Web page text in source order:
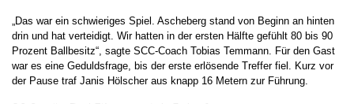
„Das war ein schwieriges Spiel. Ascheberg stand von Beginn an hinten
drin und hat verteidigt. Wir hatten in der ersten Hälfte gefühlt 80 bis 90
Prozent Ballbesitz“, sagte SCC-Coach Tobias Temmann. Für den Gast
war es eine Geduldsfrage, bis der erste erlösende Treffer fiel. Kurz vor
der Pause traf Janis Hölscher aus knapp 16 Metern zur Führung.